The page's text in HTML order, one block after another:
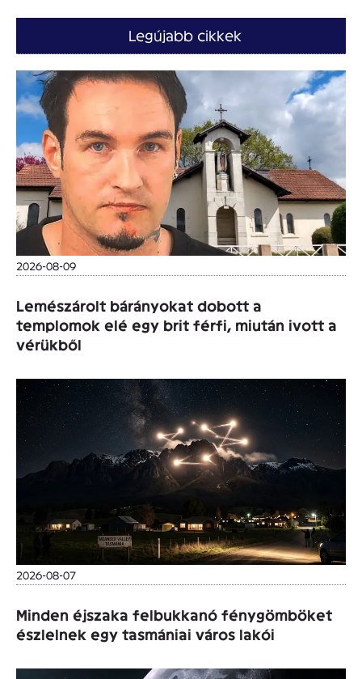
Legújabb cikkek
2026-08-09
Lemészárolt bárányokat dobott a
templomok elé egy brit férfi, miután ivott a
vérükből
2026-08-07
Minden éjszaka felbukkanó fénygömböket
észlelnek egy tasmániai város lakói